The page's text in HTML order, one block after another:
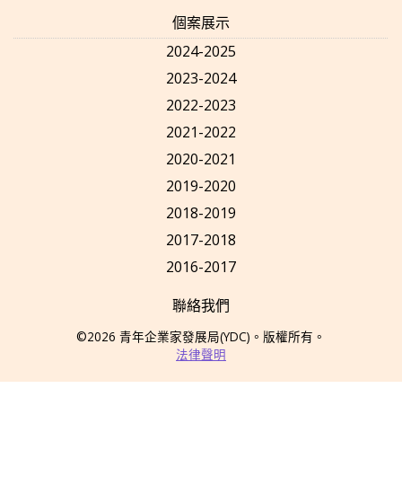
個案展示
2024-2025
2023-2024
2022-2023
2021-2022
2020-2021
2019-2020
2018-2019
2017-2018
2016-2017
聯絡我們
©2026 青年企業家發展局(YDC) 。版權所有。
法律聲明